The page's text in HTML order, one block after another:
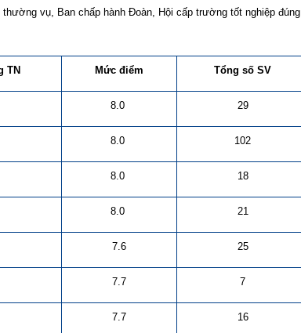
vụ, Ban chấp hành Đoàn, Hội cấp trường tốt nghiệp đúng
TN Mức điểm Tổng số SV
8.0 29
8.0 102
8.0 18
8.0 21
7.6 25
7.7 7
7.7 16